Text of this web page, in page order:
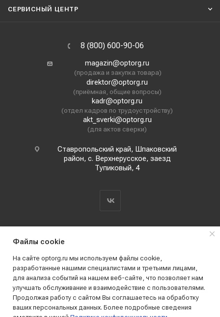
СЕРВИСНЫЙ ЦЕНТР
8 (800) 600-90-06
magazin@optorg.ru
(продажа и закупка товара)
direktor@optorg.ru
(приёмная, общие вопросы)
kadr@optorg.ru
(отдел кадров по трудоустройству)
akt_sverki@optorg.ru
(для актов сверки)
Ставропольский край, Шпаковский
район, с. Верхнерусское, заезд
Тупиковый, 4
2019 - 2026 © АО КПК "Ставропольстройопторг"
Все права защищены
Файлы cookie
На сайте optorg.ru мы используем файлы cookie,
разработанные нашими специалистами и третьими лицами,
для анализа событий на нашем веб-сайте, что позволяет нам
улучшать обслуживание и взаимодействие с пользователями.
Продолжая работу с сайтом Вы соглашаетесь на обработку
ваших персональных данных. Более подробные сведения